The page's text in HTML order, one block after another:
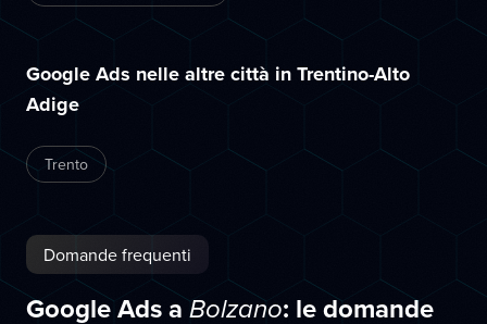
Google Ads nelle altre città in Trentino-Alto
Adige
Trento
Domande frequenti
Google Ads aBolzano: le domande